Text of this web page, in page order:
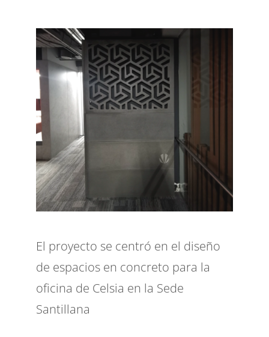
El proyecto se centró en el diseño
de espacios en concreto para la
oficina de Celsia en la Sede
Santillana